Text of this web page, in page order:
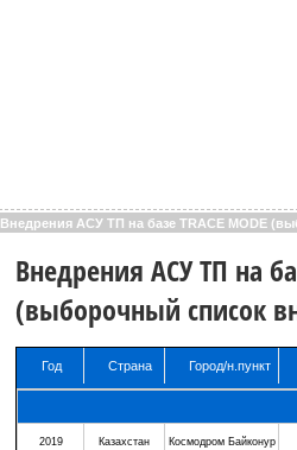
Внедрения АСУ ТП на базе TRACE MODE
Внедрения АСУ ТП на
(выборочный список
Год
Год
Страна
Страна
Город/н.пункт
Город/н.пункт
2019 Казахстан Космодром Байконур